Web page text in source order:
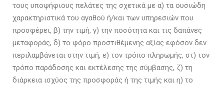
τους υποψήφιους πελάτες της σχετικά με α) τα ουσιώδη
χαρακτηριστικά του αγαθού ή/και των υπηρεσιών που
προσφέρει, β) την τιμή, γ) την ποσότητα και τις δαπάνες
μεταφοράς, δ) το φόρο προστιθέμενης αξίας εφόσον δεν
περιλαμβάνεται στην τιμή, ε) τον τρόπο πληρωμής, στ) τον
τρόπο παράδοσης και εκτέλεσης της σύμβασης, ζ) τη
διάρκεια ισχύος της προσφοράς ή της τιμής και η) το